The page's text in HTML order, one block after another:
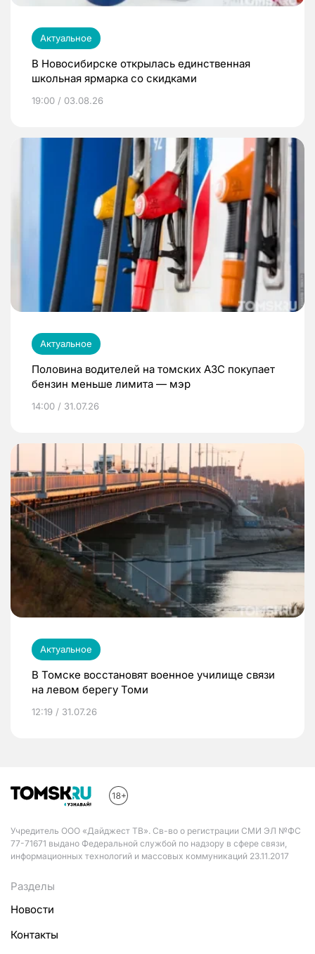
Актуальное
В Новосибирске открылась единственная
школьная ярмарка со скидками
19:00 / 03.08.26
Актуальное
Половина водителей на томских АЗС покупает
бензин меньше лимита — мэр
14:00 / 31.07.26
Актуальное
В Томске восстановят военное училище связи
на левом берегу Томи
12:19 / 31.07.26
Учредитель ООО «Дайджест ТВ». Св-во о регистрации СМИ ЭЛ №ФС
77-71671 выдано Федеральной службой по надзору в сфере связи,
информационных технологий и массовых коммуникаций 23.11.2017
Разделы
Новости
Контакты